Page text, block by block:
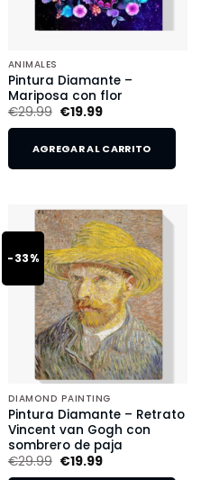
ANIMALES
Pintura Diamante –
Mariposa con flor
€29.99 €19.99
AGREGAR AL CARRITO
-33%
DIAMOND PAINTING
Pintura Diamante – Retrato
Vincent van Gogh con
sombrero de paja
€29.99 €19.99